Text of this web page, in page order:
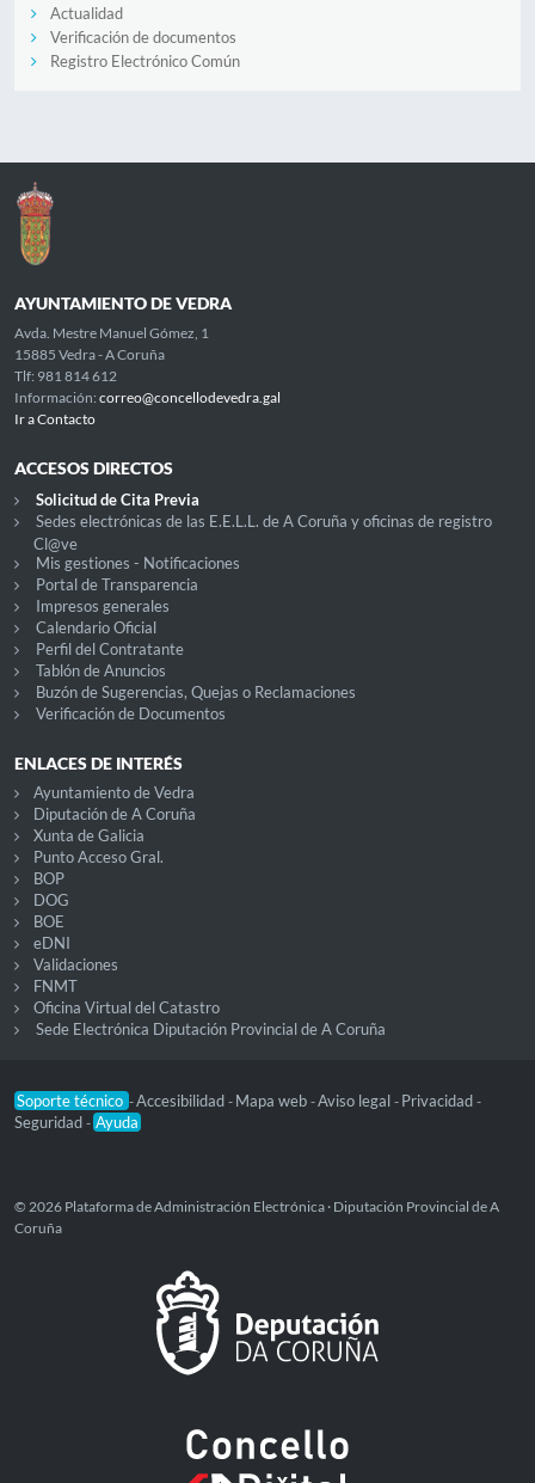
Actualidad
Verificación de documentos
Registro Electrónico Común
AYUNTAMIENTO DE VEDRA
Avda. Mestre Manuel Gómez, 1
15885 Vedra - A Coruña
Tlf: 981 814 612
Información: correo@concellodevedra.gal
Ir a Contacto
ACCESOS DIRECTOS
Solicitud de Cita Previa
Sedes electrónicas de las E.E.L.L. de A Coruña y oficinas de registro
Cl@ve
Mis gestiones - Notificaciones
Portal de Transparencia
Impresos generales
Calendario Oficial
Perfil del Contratante
Tablón de Anuncios
Buzón de Sugerencias, Quejas o Reclamaciones
Verificación de Documentos
ENLACES DE INTERÉS
Ayuntamiento de Vedra
Diputación de A Coruña
Xunta de Galicia
Punto Acceso Gral.
BOP
DOG
BOE
eDNI
Validaciones
FNMT
Oficina Virtual del Catastro
Sede Electrónica Diputación Provincial de A Coruña
Soporte técnico -Accesibilidad - Mapa web -Aviso legal - Privacidad -
Seguridad - Ayuda
© 2026 Plataforma de Administración Electrónica · Diputación Provincial de A
Coruña